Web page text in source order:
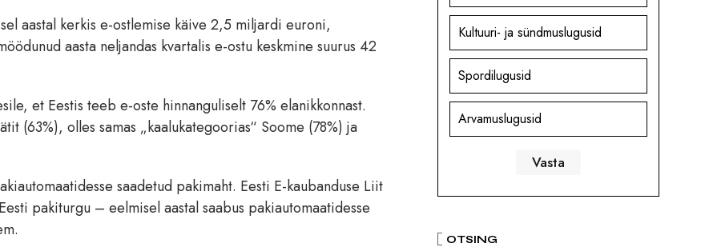
aastal kerkis e-ostlemise käive 2,5 miljardi euroni,
aasta neljandas kvartalis e-ostu keskmine suurus 42
et Eestis teeb e-oste hinnanguliselt 76% elanikkonnast.
(63%), olles samas „kaalukategoorias“ Soome (78%) ja
saadetud pakimaht. Eesti E-kaubanduse Liit
pakiturgu – eelmisel aastal saabus pakiautomaatidesse
Kultuuri- ja sündmuslugusid
Spordilugusid
Arvamuslugusid
OTSING